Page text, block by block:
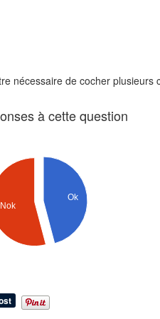
nécessaire de cocher
à cette question
Ok
Nok